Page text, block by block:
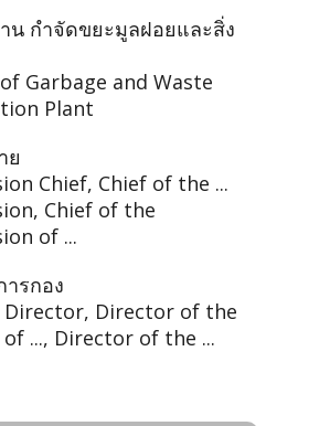
าน กำจัดขยะมูลฝอยและสิ่ง
Garbage and Waste
Plant
ย
Chief, Chief of the ...
Chief of the
of ...
รกอง
Director, Director of the
..., Director of the ...